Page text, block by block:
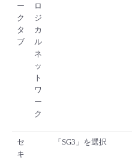
ー
ク
タ
ブ
ロ
ジ
カ
ル
ネ
ッ
ト
ワ
ー
ク
セ
キ
「SG3」を選択